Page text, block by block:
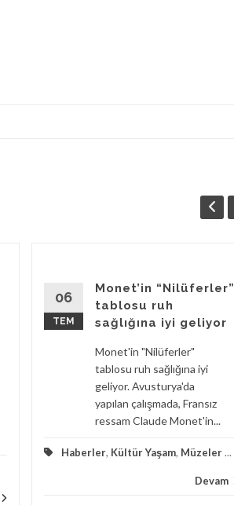
06
TEM
Monet’in “Nilüferler”
tablosu ruh
sağlığına iyi geliyor
Monet'in "Nilüferler"
tablosu ruh sağlığına iyi
geliyor. Avusturya'da
yapılan çalışmada, Fransız
ressam Claude Monet'in...
Haberler, Kültür Yaşam, Müzeler...
Devam